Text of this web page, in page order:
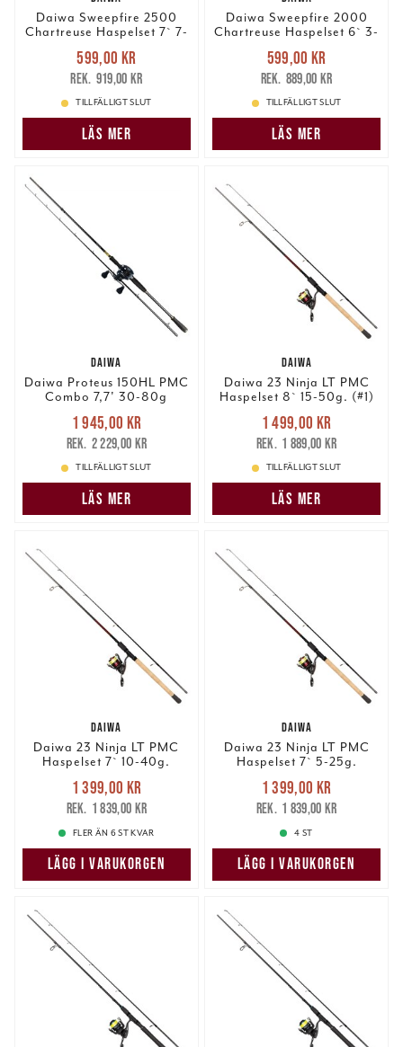
samlat in när du har använt deras tjänster.
Daiwa Sweepfire 2500
Chartreuse Haspelset 7` 7-
Nuvarande pris
599,00 krTidigare pris
919,00 kr
599,00 kr
919,00 kr
TILLFÄLLIGT SLUT
LÄS MER
Daiwa Sweepfire 2000
Chartreuse Haspelset 6` 3-
Nuvarande pris
599,00 krTidigare pris
889,00 kr
599,00 kr
889,00 kr
TILLFÄLLIGT SLUT
LÄS MER
DAIWA
Daiwa Proteus 150HL PMC
Combo 7,7' 30-80g
Nuvarande pris
1 945,00 krTidigare pris
2 229,00 kr
1 945,00 kr
2 229,00 kr
TILLFÄLLIGT SLUT
LÄS MER
DAIWA
Daiwa 23 Ninja LT PMC
Haspelset 8` 15-50g. (#1)
Nuvarande pris
1 499,00 krTidigare pris
1 889,00 kr
1 499,00 kr
1 889,00 kr
TILLFÄLLIGT SLUT
LÄS MER
DAIWA
Daiwa 23 Ninja LT PMC
Haspelset 7` 10-40g.
Nuvarande pris
1 399,00 krTidigare pris
1 839,00 kr
1 399,00 kr
1 839,00 kr
FLER ÄN 6 ST KVAR
LÄGG I VARUKORGEN
DAIWA
Daiwa 23 Ninja LT PMC
Haspelset 7` 5-25g.
Nuvarande pris
1 399,00 krTidigare pris
1 839,00 kr
1 399,00 kr
1 839,00 kr
4 ST
LÄGG I VARUKORGEN